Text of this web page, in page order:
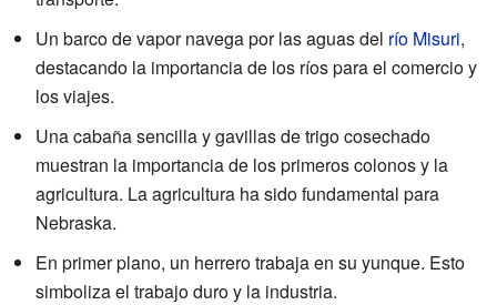
Un barco de vapor navega por las aguas del río Misuri,
destacando la importancia de los ríos para el comercio y
los viajes.
Una cabaña sencilla y gavillas de trigo cosechado
muestran la importancia de los primeros colonos y la
agricultura. La agricultura ha sido fundamental para
Nebraska.
En primer plano, un herrero trabaja en su yunque. Esto
simboliza el trabajo duro y la industria.